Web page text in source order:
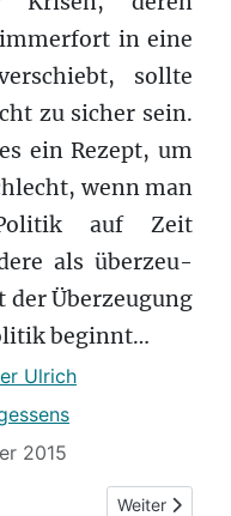
in eine
sollte
zu sicher sein.
ein Rezept, um
wenn man
auf Zeit
als überzeu­
der Überzeu­gung
beginnt…
Ulrich
2015
Nächster
Weiter